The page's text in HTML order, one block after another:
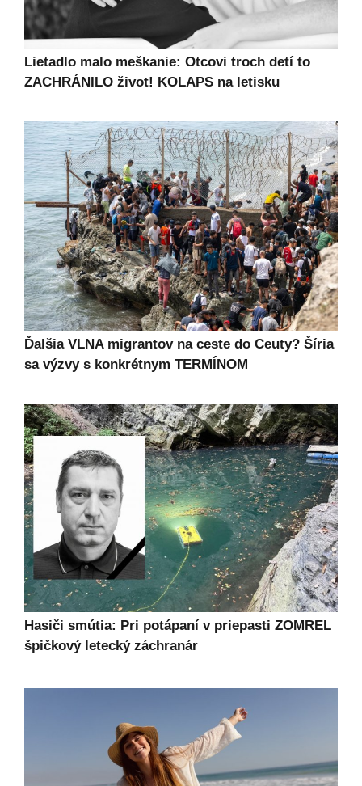
Lietadlo malo meškanie: Otcovi troch detí to
ZACHRÁNILO život! KOLAPS na letisku
Ďalšia VLNA migrantov na ceste do Ceuty? Šíria
sa výzvy s konkrétnym TERMÍNOM
Hasiči smútia: Pri potápaní v priepasti ZOMREL
špičkový letecký záchranár